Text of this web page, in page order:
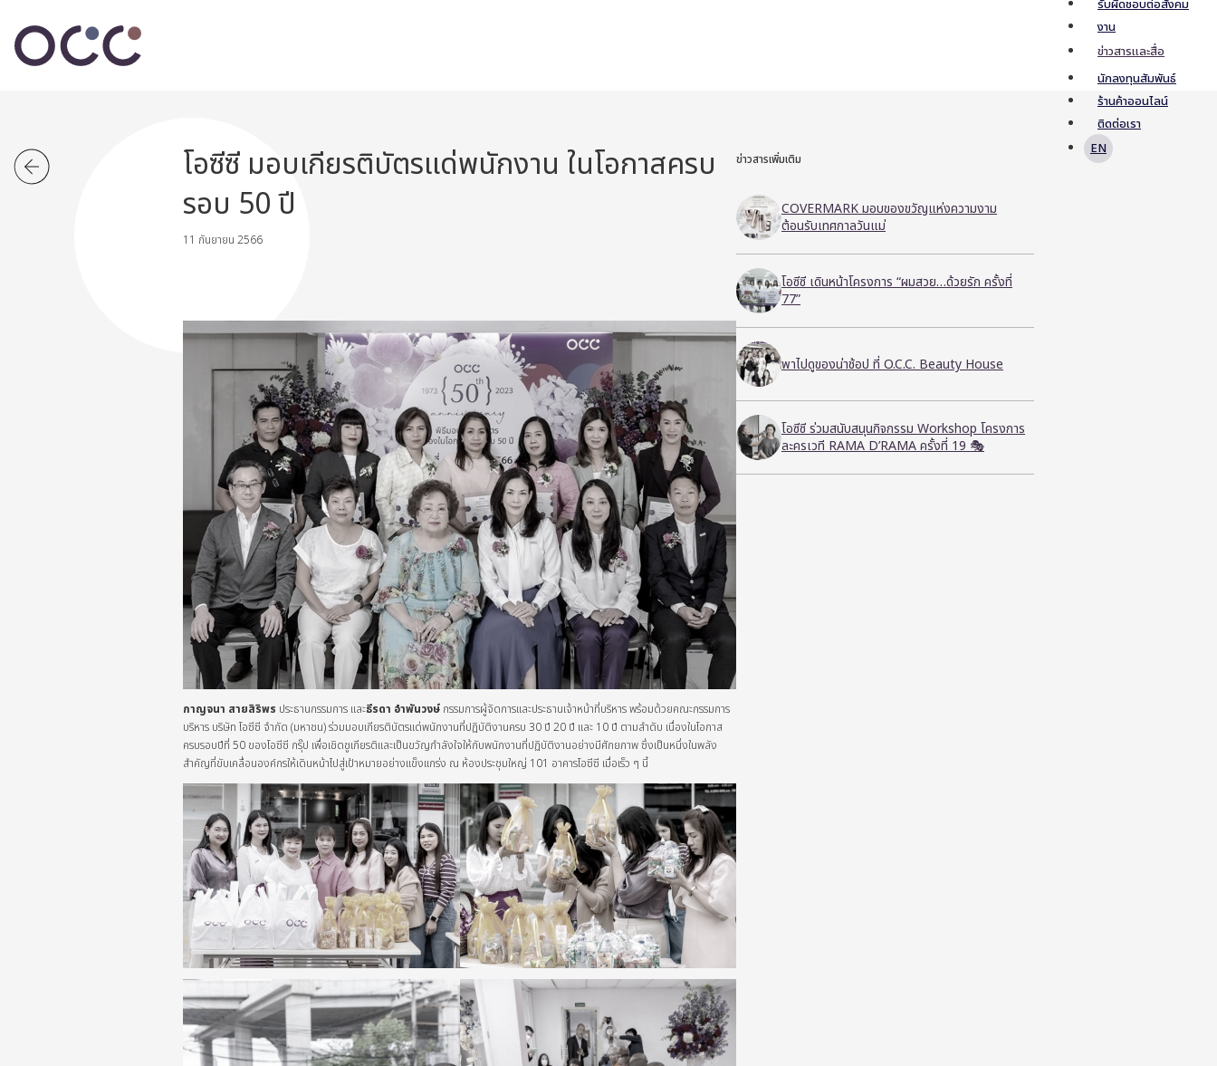
รับผิดชอบต่อสังคม
งาน
ข่าวสารและสื่อ
นักลงทุนสัมพันธ์
ร้านค้าออนไลน์
ติดต่อเรา
EN
โอซีซี มอบเกียรติบัตรแด่พนักงาน ในโอกาสครบ
รอบ 50 ปี
11 กันยายน 2566
กาญจนา สายสิริพร ประธานกรรมการ และธีรดา อำพันวงษ์ กรรมการผู้จัดการและประธานเจ้าหน้าที่บริหาร พร้อมด้วยคณะกรรมการ
บริหาร บริษัท โอซีซี จำกัด (มหาชน) ร่วมมอบเกียรติบัตรแด่พนักงานที่ปฏิบัติงานครบ 30 ปี 20 ปี และ 10 ปี ตามลำดับ เนื่องในโอกาส
ครบรอบปีที่ 50 ของโอซีซี กรุ๊ป เพื่อเชิดชูเกียรติและเป็นขวัญกำลังใจให้กับพนักงานที่ปฏิบัติงานอย่างมีศักยภาพ ซึ่งเป็นหนึ่งในพลัง
สำคัญที่ขับเคลื่อนองค์กรให้เดินหน้าไปสู่เป้าหมายอย่างแข็งแกร่ง ณ ห้องประชุมใหญ่ 101 อาคารโอซีซี เมื่อเร็ว ๆ นี้
ข่าวสารเพิ่มเติม
COVERMARK มอบของขวัญแห่งความงาม
ต้อนรับเทศกาลวันแม่
โอซีซี เดินหน้าโครงการ “ผมสวย…ด้วยรัก ครั้งที่
77”
พาไปดูของน่าช้อป ที่ O.C.C. Beauty House
โอซีซี ร่วมสนับสนุนกิจกรรม Workshop โครงการ
ละครเวที RAMA D’RAMA ครั้งที่ 19 🎭